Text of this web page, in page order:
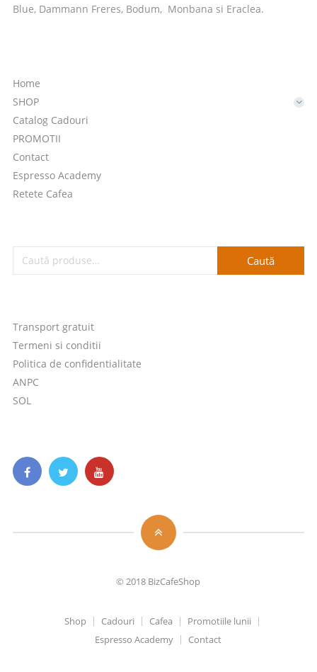
Blue, Dammann Freres, Bodum, Monbana si Eraclea.
Home
SHOP
Catalog Cadouri
PROMOTII
Contact
Espresso Academy
Retete Cafea
Caută
Transport gratuit
Termeni si conditii
Politica de confidentialitate
ANPC
SOL
© 2018 BizCafeShop
Shop Cadouri Cafea
Promotiile lunii
Espresso Academy
Contact